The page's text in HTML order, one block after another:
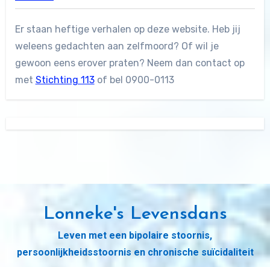
Er staan heftige verhalen op deze website. Heb jij
weleens gedachten aan zelfmoord? Of wil je
gewoon eens erover praten? Neem dan contact op
met Stichting 113of bel 0900-0113
Lonneke's Levensdans
Leven met een bipolaire stoornis,
persoonlijkheidsstoornis en chronische suïcidaliteit